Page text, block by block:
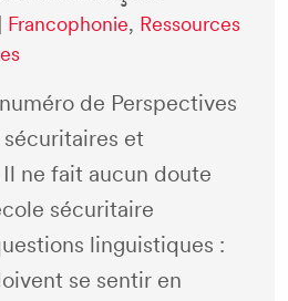
Francophonie, Ressources
de Perspectives
et
ne fait aucun doute
sécuritaire
linguistiques :
se sentir en